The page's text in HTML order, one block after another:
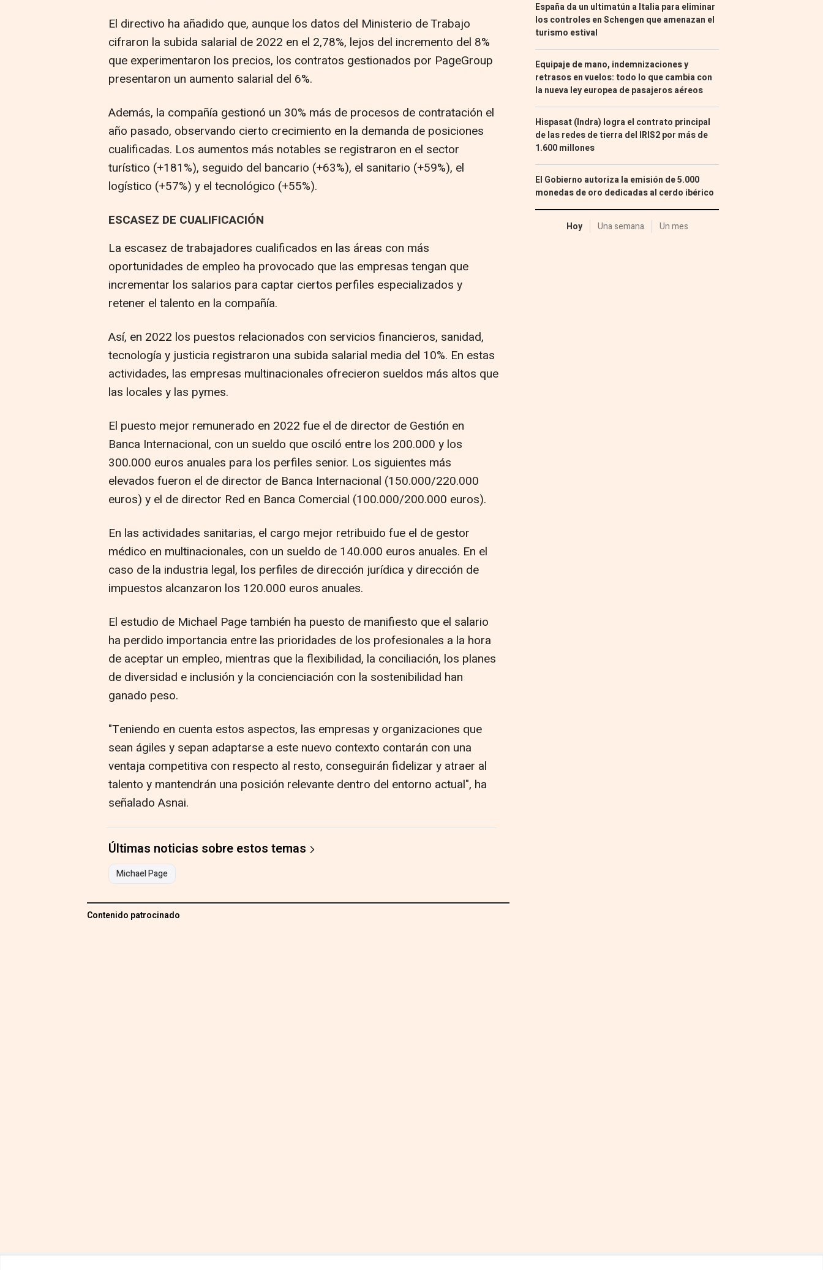
El directivo ha añadido que, aunque los datos del Ministerio de Trabajo
cifraron la subida salarial de 2022 en el 2,78%, lejos del incremento del 8%
que experimentaron los precios, los contratos gestionados por PageGroup
presentaron un aumento salarial del 6%.
Además, la compañía gestionó un 30% más de procesos de contratación el
año pasado, observando cierto crecimiento en la demanda de posiciones
cualificadas. Los aumentos más notables se registraron en el sector
turístico (+181%), seguido del bancario (+63%), el sanitario (+59%), el
logístico (+57%) y el tecnológico (+55%).
ESCASEZ DE CUALIFICACIÓN
La escasez de trabajadores cualificados en las áreas con más
oportunidades de empleo ha provocado que las empresas tengan que
incrementar los salarios para captar ciertos perfiles especializados y
retener el talento en la compañía.
Así, en 2022 los puestos relacionados con servicios financieros, sanidad,
tecnología y justicia registraron una subida salarial media del 10%. En estas
actividades, las empresas multinacionales ofrecieron sueldos más altos que
las locales y las pymes.
El puesto mejor remunerado en 2022 fue el de director de Gestión en
Banca Internacional, con un sueldo que osciló entre los 200.000 y los
300.000 euros anuales para los perfiles senior. Los siguientes más
elevados fueron el de director de Banca Internacional (150.000/220.000
euros) y el de director Red en Banca Comercial (100.000/200.000 euros).
En las actividades sanitarias, el cargo mejor retribuido fue el de gestor
médico en multinacionales, con un sueldo de 140.000 euros anuales. En el
caso de la industria legal, los perfiles de dirección jurídica y dirección de
impuestos alcanzaron los 120.000 euros anuales.
El estudio de Michael Page también ha puesto de manifiesto que el salario
ha perdido importancia entre las prioridades de los profesionales a la hora
de aceptar un empleo, mientras que la flexibilidad, la conciliación, los planes
de diversidad e inclusión y la concienciación con la sostenibilidad han
ganado peso.
"Teniendo en cuenta estos aspectos, las empresas y organizaciones que
sean ágiles y sepan adaptarse a este nuevo contexto contarán con una
ventaja competitiva con respecto al resto, conseguirán fidelizar y atraer al
talento y mantendrán una posición relevante dentro del entorno actual", ha
señalado Asnai.
Últimas noticias sobre estos temas
Michael Page
Contenido patrocinado
España da un ultimatún a Italia para eliminar
los controles en Schengen que amenazan el
turismo estival
Equipaje de mano, indemnizaciones y
retrasos en vuelos: todo lo que cambia con
la nueva ley europea de pasajeros aéreos
Hispasat (Indra) logra el contrato principal
de las redes de tierra del IRIS2 por más de
1.600 millones
El Gobierno autoriza la emisión de 5.000
monedas de oro dedicadas al cerdo ibérico
Hoy Una semana Un mes